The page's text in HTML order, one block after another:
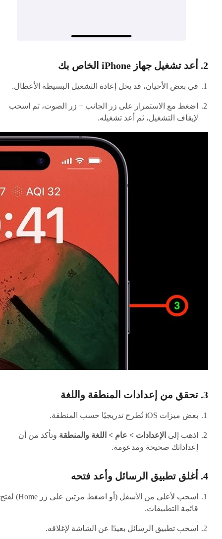
2. أعد تشغيل جهاز iPhone الخاص بك
في بعض الأحيان، قد يحل إعادة التشغيل البسيطة الأعطال.
اضغط مع الاستمرار على زر الجانب + زر الصوت، ثم اسحب
لإيقاف التشغيل، ثم أعد تشغيله.
3. تحقق من إعدادات المنطقة واللغة
بعض ميزات iOS تُطرح تدريجيًا حسب المنطقة.
اذهب إلى الإعدادات > عام > اللغة والمنطقة وتأكد من أن
إعداداتك صحيحة ومدعومة.
4. أغلق تطبيق الرسائل وأعد فتحه
اسحب لأعلى من الأسفل (أو اضغط مرتين على زر Home) لفتح
قائمة التطبيقات.
اسحب تطبيق الرسائل بعيدًا عن الشاشة لإغلاقه.